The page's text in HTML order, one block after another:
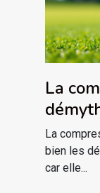
La
tous
La
bien les
car elle...